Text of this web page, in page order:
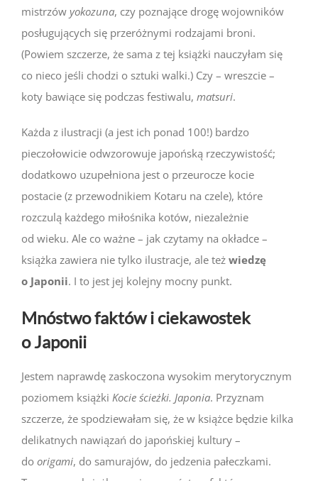
mistrzów yokozuna, czy poznające drogę wojowników
posługujących się przeróżnymi rodzajami broni.
(Powiem szczerze, że sama z tej książki nauczyłam się
co nieco jeśli chodzi o sztuki walki.) Czy – wreszcie –
koty bawiące się podczas festiwalu, matsuri.
Każda z ilustracji (a jest ich ponad 100!) bardzo
pieczołowicie odwzorowuje japońską rzeczywistość;
dodatkowo uzupełniona jest o przeurocze kocie
postacie (z przewodnikiem Kotaru na czele), które
rozczulą każdego miłośnika kotów, niezależnie
od wieku. Ale co ważne – jak czytamy na okładce –
książka zawiera nie tylko ilustracje, ale też wiedzę
o Japonii. I to jest jej kolejny mocny punkt.
Mnóstwo faktów i ciekawostek
o Japonii
Jestem naprawdę zaskoczona wysokim merytorycznym
poziomem książki Kocie ścieżki. Japonia. Przyznam
szczerze, że spodziewałam się, że w książce będzie kilka
delikatnych nawiązań do japońskiej kultury –
do origami, do samurajów, do jedzenia pałeczkami.